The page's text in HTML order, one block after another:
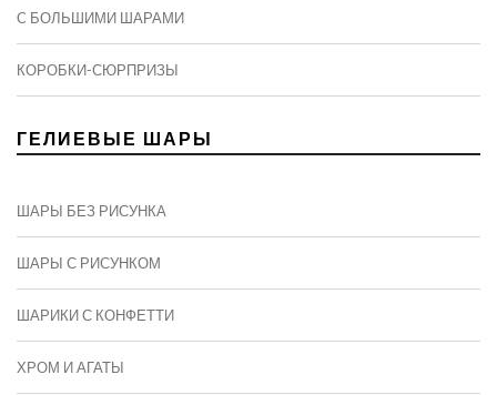
C БОЛЬШИМИ ШАРАМИ
КОРОБКИ-СЮРПРИЗЫ
ГЕЛИЕВЫЕ ШАРЫ
ШАРЫ БЕЗ РИСУНКА
ШАРЫ С РИСУНКОМ
ШАРИКИ С КОНФЕТТИ
ХРОМ И АГАТЫ